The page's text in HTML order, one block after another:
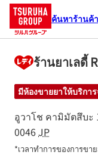
ค้นหาร้านค้า
ร้านยาเลดี้
มีห้องขายยาให้บริกา
อูวาโช คามิมัตสึบะ
0046JP
*เวลาทำการของการข